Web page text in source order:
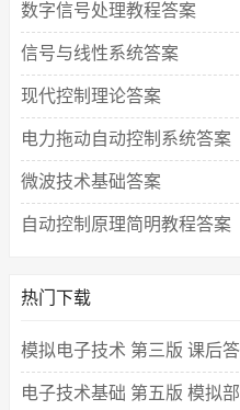
数字信号处理教程答案
信号与线性系统答案
现代控制理论答案
电力拖动自动控制系统答案
微波技术基础答案
自动控制原理简明教程答案
热门下载
模拟电子技术 第三版 课后
电子技术基础 第五版 模拟